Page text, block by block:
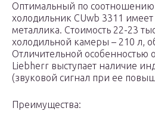
Оптимальный по соотношению
холодильник CUwb 3311 имеет
металлика. Стоимость 22-23
холодильной камеры – 210 л,
Отличительной особенностью
Liebherr выступает наличие
(звуковой сигнал при ее
Преимущества: